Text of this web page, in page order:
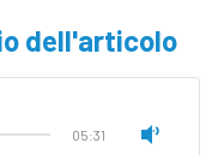
dell'articolo
05:31